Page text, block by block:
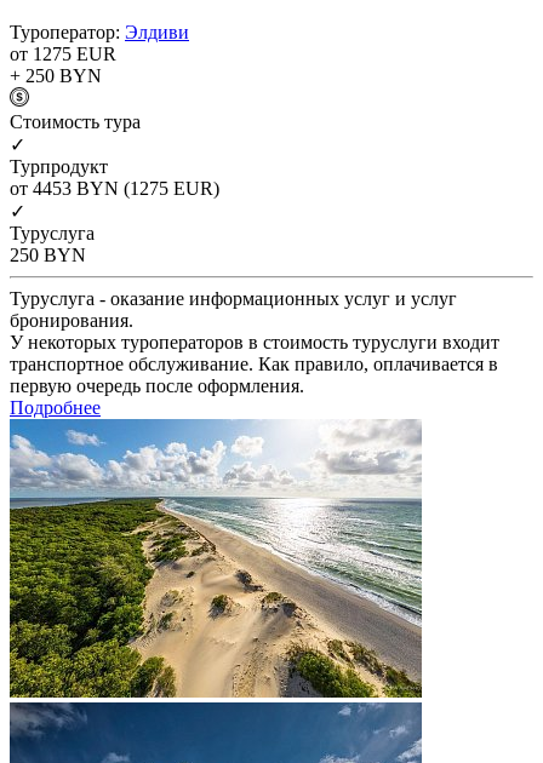
Туроператор: Элдиви
от 1275 EUR
+ 250 BYN
Cтоимость тура
✓
Турпродукт
от 4453 BYN (1275 EUR)
✓
Туруслуга
250 BYN
Туруслуга - оказание информационных услуг и услуг
бронирования.
У некоторых туроператоров в стоимость туруслуги входит
транспортное обслуживание. Как правило, оплачивается в
первую очередь после оформления.
Подробнее